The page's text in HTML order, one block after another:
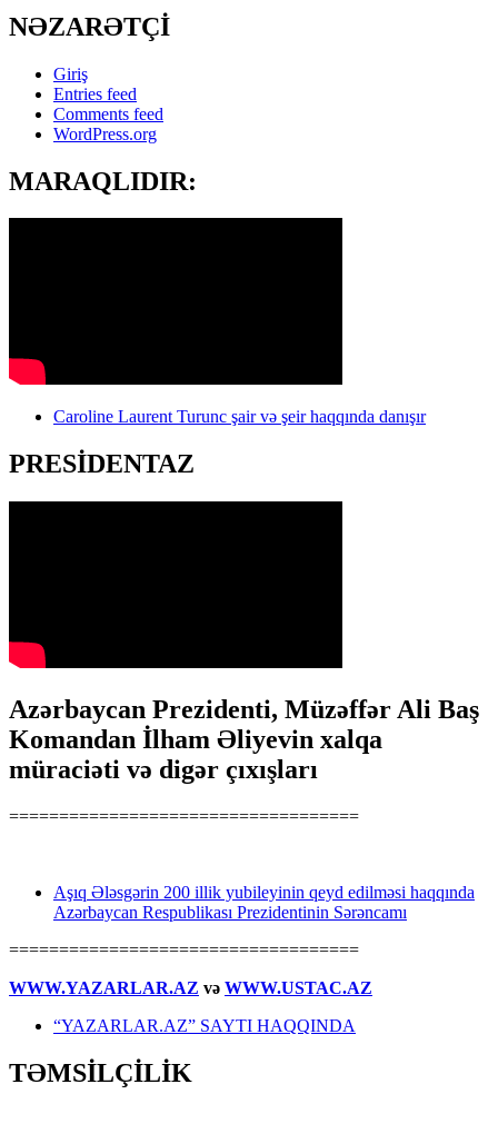
NƏZARƏTÇİ
Giriş
Entries feed
Comments feed
WordPress.org
MARAQLIDIR:
Caroline Laurent Turunc şair və şeir haqqında danışır
PRESİDENTAZ
Azərbaycan Prezidenti, Müzəffər Ali Baş
Komandan İlham Əliyevin xalqa
müraciəti və digər çıxışları
===================================
Aşıq Ələsgərin 200 illik yubileyinin qeyd edilməsi haqqında
Azərbaycan Respublikası Prezidentinin Sərəncamı
===================================
WWW.YAZARLAR.AZ və WWW.USTAC.AZ
“YAZARLAR.AZ” SAYTI HAQQINDA
TƏMSİLÇİLİK